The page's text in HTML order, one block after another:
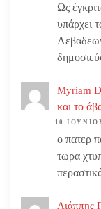
Ως
υπάρχει
Myriam
και το
10
ο πατερ
τωρα
Λιάππης